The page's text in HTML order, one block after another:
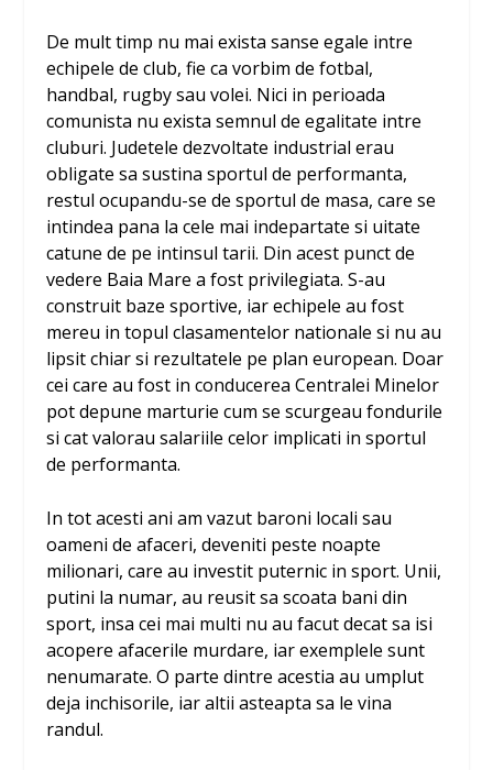
De mult timp nu mai exista sanse egale intre
echipele de club, fie ca vorbim de fotbal,
handbal, rugby sau volei. Nici in perioada
comunista nu exista semnul de egalitate intre
cluburi. Judetele dezvoltate industrial erau
obligate sa sustina sportul de performanta,
restul ocupandu-se de sportul de masa, care se
intindea pana la cele mai indepartate si uitate
catune de pe intinsul tarii. Din acest punct de
vedere Baia Mare a fost privilegiata. S-au
construit baze sportive, iar echipele au fost
mereu in topul clasamentelor nationale si nu au
lipsit chiar si rezultatele pe plan european. Doar
cei care au fost in conducerea Centralei Minelor
pot depune marturie cum se scurgeau fondurile
si cat valorau salariile celor implicati in sportul
de performanta.
In tot acesti ani am vazut baroni locali sau
oameni de afaceri, deveniti peste noapte
milionari, care au investit puternic in sport. Unii,
putini la numar, au reusit sa scoata bani din
sport, insa cei mai multi nu au facut decat sa isi
acopere afacerile murdare, iar exemplele sunt
nenumarate. O parte dintre acestia au umplut
deja inchisorile, iar altii asteapta sa le vina
randul.